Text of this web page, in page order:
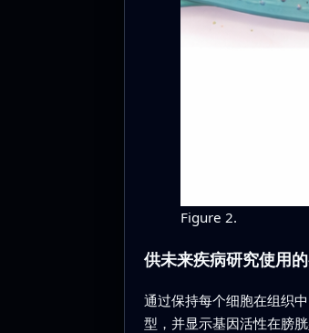
Figure 2.
供未来疾病研究使用
通过保持每个细胞在组织
型，并显示基因活性在膀